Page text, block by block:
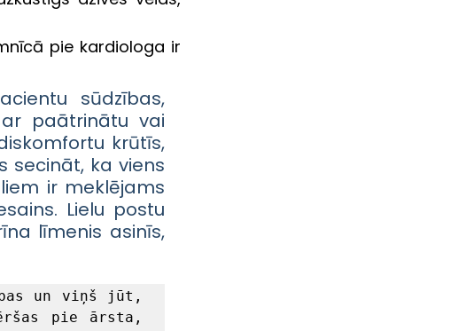
pie kardiologa ir
sūdzības,
paātrinātu vai
krūtīs,
secināt, ka viens
ir meklējams
Lielu postu
līmenis asinīs,
un viņš jūt,
pie ārsta,